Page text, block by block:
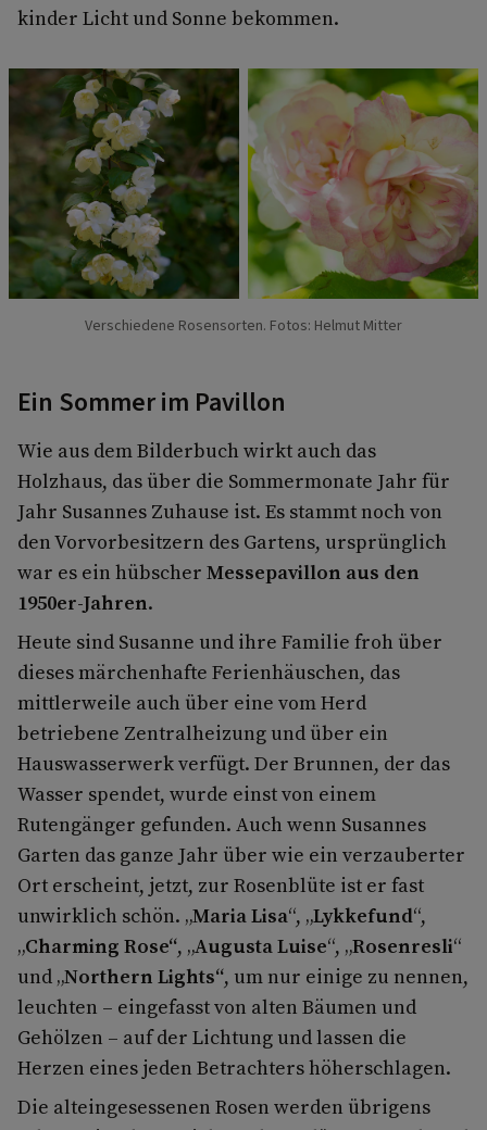
kinder Licht und Sonne bekommen.
Verschiedene Rosensorten. Fotos: Helmut Mitter
Ein Sommer im Pavillon
Wie aus dem Bilderbuch wirkt auch das
Holzhaus, das über die Sommermonate Jahr für
Jahr Susannes Zuhause ist. Es stammt noch von
den Vorvorbesitzern des Gartens, ursprünglich
war es ein hübscher Messepavillon aus den
1950er-Jahren.
Heute sind Susanne und ihre Familie froh über
dieses märchenhafte Ferienhäuschen, das
mittlerweile auch über eine vom Herd
betriebene Zentralheizung und über ein
Hauswasserwerk verfügt. Der Brunnen, der das
Wasser spendet, wurde einst von einem
Rutengänger gefunden. Auch wenn Susannes
Garten das ganze Jahr über wie ein verzauberter
Ort erscheint, jetzt, zur Rosenblüte ist er fast
unwirklich schön. „Maria Lisa“, „Lykkefund“,
„Charming Rose“, „Augusta Luise“, „Rosenresli“
und „Northern Lights“, um nur einige zu nennen,
leuchten – eingefasst von alten Bäumen und
Gehölzen – auf der Lichtung und lassen die
Herzen eines jeden Betrachters höherschlagen.
Die alteingesessenen Rosen werden übrigens